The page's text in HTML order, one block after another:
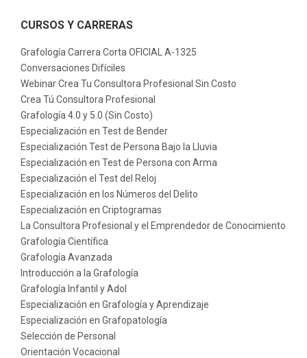
CURSOS Y CARRERAS
Grafología Carrera Corta OFICIAL A-1325
Conversaciones Difíciles
Webinar Crea Tu Consultora Profesional Sin Costo
Crea Tú Consultora Profesional
Grafología 4.0 y 5.0 (Sin Costo)
Especialización en Test de Bender
Especialización Test de Persona Bajo la Lluvia
Especialización en Test de Persona con Arma
Especialización el Test del Reloj
Especialización en los Números del Delito
Especialización en Criptogramas
La Consultora Profesional y el Emprendedor de Conocimiento
Grafología Científica
Grafología Avanzada
Introducción a la Grafología
Grafología Infantil y Adol
Especialización en Grafología y Aprendizaje
Especialización en Grafopatología
Selección de Personal
Orientación Vocacional